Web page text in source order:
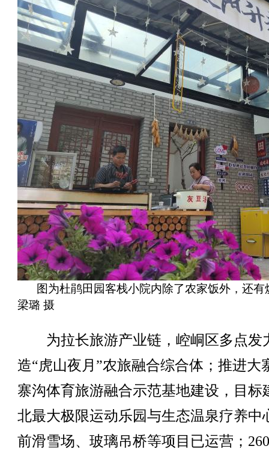
图为杜鹃田园客栈小院内除了农家饭外，还有
梁璐 摄
为拉长旅游产业链，崆峒区多点发
造“虎山夜月”农旅融合综合体；推进大
寨沟体育旅游融合示范基地建设，目标
北最大极限运动乐园与生态温泉疗养中
前滑雪场、玻璃吊桥等项目已运营；